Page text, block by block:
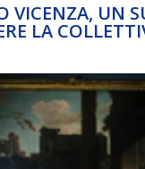
VICENZA, UN
LA